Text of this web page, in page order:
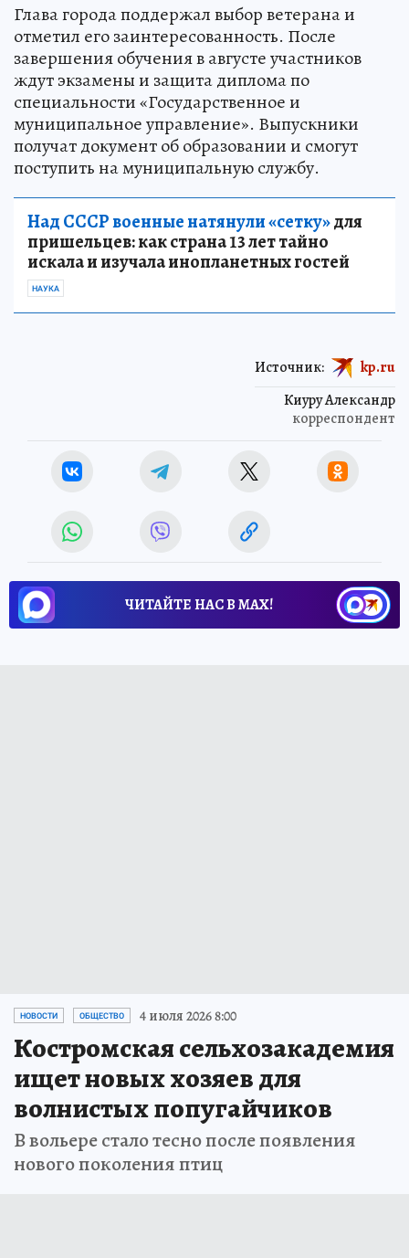
Глава города поддержал выбор ветерана и
отметил его заинтересованность. После
завершения обучения в августе участников
ждут экзамены и защита диплома по
специальности «Государственное и
муниципальное управление». Выпускники
получат документ об образовании и смогут
поступить на муниципальную службу.
Над СССР военные натянули «сетку»для
пришельцев: как страна 13 лет тайно
искала и изучала инопланетных гостей
НАУКА
Киуру Александр
корреспондент
Источник: kp.ru
ЧИТАЙТЕ НАС В МАХ!
НОВОСТИ ОБЩЕСТВО 4 июля 2026 8:00
Костромская сельхозакадемия
ищет новых хозяев для
волнистых попугайчиков
В вольере стало тесно после появления
нового поколения птиц